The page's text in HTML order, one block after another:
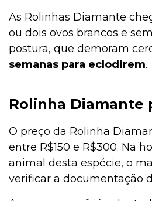
As Rolinhas Diamante
ou dois ovos brancos e
postura, que demoram
semanas para eclodirem.
Rolinha Diamante
O preço da Rolinha
entre R$150 e R$300. Na
animal desta espécie, o
verificar a documentação